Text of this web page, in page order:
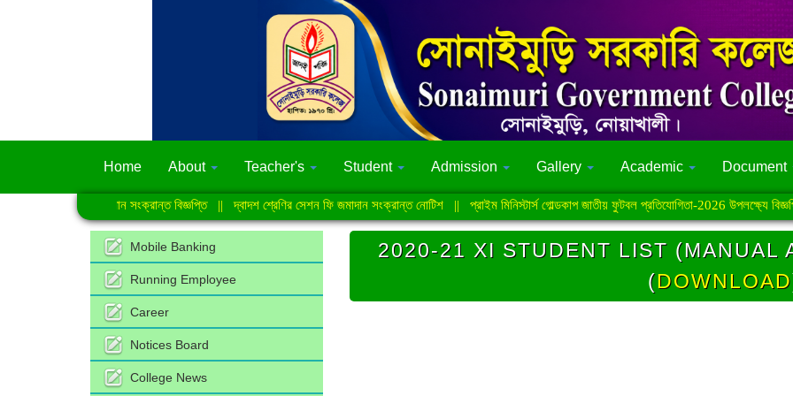
Home About Teacher's Student Admission Gallery Academic Document
জুলাই গণঅভ্যুত্থান সংক্রান্ত বিজ্ঞপ্তি||দ্বাদশ শ্রেণির সেশন ফি জমাদান সংক্রান্ত নোটিশ||প্রাইম মিনিস্টার্স গোল্ডকাপ জাতীয় ফুটবল প্রতিযোগিতা-2026 উপলক্ষ্যে বিজ্ঞপ্তি
Mobile Banking
Running Employee
Career
Notices Board
College News
2020-21 XI STUDENT LIST (MANUAL
(DOWNLOAD